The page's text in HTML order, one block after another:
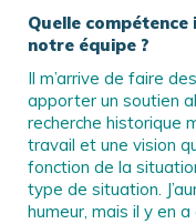
Quelle
notre équipe ?
Il m’arrive de faire
apporter un soutien
recherche historique
travail et une vision
fonction de la
type de situation.
humeur, mais il y en a